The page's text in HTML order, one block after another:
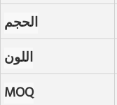
الحجم
اللون
MOQ